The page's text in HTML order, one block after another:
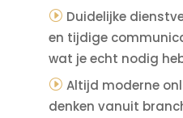
Duidelijke
en tijdige
wat je echt nodig
Altijd moderne
denken vanuit